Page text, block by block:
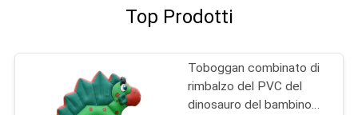
Top Prodotti
Toboggan combinato di
rimbalzo del PVC del
dinosauro del bambino